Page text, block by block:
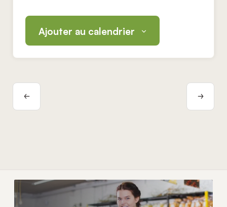
Ajouter au calendrier
Évènement